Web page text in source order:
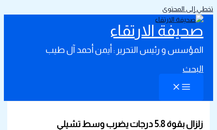
تخطي إلى المحتوى
صحيفة الارتقاء
المؤسس و رئيس التحرير : أيمن أحمد آل طيب
البحث
زلزال بقوة 5.8 درجات يضرب وسط تشيلي